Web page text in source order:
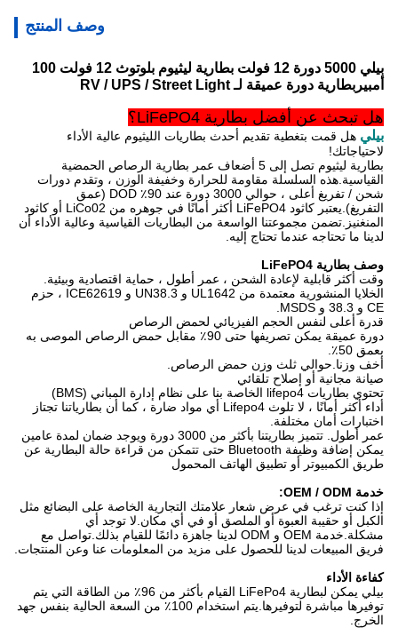
وصف المنتج
بيلي 5000 دورة 12 فولت بطارية ليثيوم بلوتوث 12 فولت 100
أمبير بطارية دورة عميقة لـ RV / UPS / Street Light
هل تبحث عن أفضل بطارية LiFePO4؟
بيلي هل قمت بتغطية تقديم أحدث بطاريات الليثيوم عالية الأداء
لاحتياجاتك!
بطارية ليثيوم تصل إلى 5 أضعاف عمر بطارية الرصاص الحمضية
القياسية.هذه السلسلة مقاومة للحرارة وخفيفة الوزن ، وتقدم دورات
شحن / تفريغ أعلى ، حوالي 3000 دورة عند 90٪ DOD (عمق
التفريغ).يعتبر كاثود LiFePO4 أكثر أمانًا في جوهره من LiCo02 أو كاثود
المنغنيز.تضمن مجموعتنا الواسعة من البطاريات القياسية وعالية الأداء أن
لدينا ما تحتاجه عندما تحتاج إليه.
وصف بطارية LiFePO4
وقت أكثر قابلية لإعادة الشحن ، عمر أطول ، حماية اقتصادية وبيئية.
الخلايا المنشورية معتمدة من UL1642 و UN38.3 و ICE62619 ، حزم
CE و 38.3 و MSDS.
قدرة أعلى لنفس الحجم الفيزيائي لحمض الرصاص
دورة عميقة يمكن تصريفها حتى 90٪ مقابل حمض الرصاص الموصى به
بعمق 50٪.
أخف وزنا.حوالي ثلث وزن حمض الرصاص.
صيانة مجانية أو إصلاح تلقائي
تحتوي بطاريات lifepo4 الخاصة بنا على نظام إدارة المباني (BMS)
أداء أكثر أمانًا ، لا تلوث Lifepo4 أي مواد ضارة ، كما أن بطارياتنا تجتاز
اختبارات أمان مختلفة.
عمر أطول. تتميز بطاريتنا بأكثر من 3000 دورة ويوجد ضمان لمدة عامين
يمكن إضافة وظيفة Bluetooth حتى تتمكن من قراءة حالة البطارية عن
طريق الكمبيوتر أو تطبيق الهاتف المحمول
خدمة OEM / ODM:
إذا كنت ترغب في عرض شعار علامتك التجارية الخاصة على البضائع مثل
الكبل أو حقيبة العبوة أو الملصق أو في أي مكان.لا توجد أي
مشكلة.خدمة OEM و ODM لدينا جاهزة دائمًا للقيام بذلك.تواصل مع
فريق المبيعات لدينا للحصول على مزيد من المعلومات عنا وعن المنتجات.
كفاءة الأداء
بيلي
يمكن لبطارية LiFePo4 القيام بأكثر من 96٪ من الطاقة التي يتم
توفيرها مباشرة لتوفيرها.يتم استخدام 100٪ من السعة الحالية بنفس جهد
الخرج.